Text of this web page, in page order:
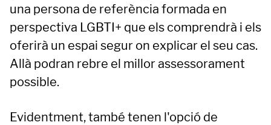
una persona de referència formada en
perspectiva LGBTI+ que els comprendrà i els
oferirà un espai segur on explicar el seu cas.
Allà podran rebre el millor assessorament
possible.
Evidentment, també tenen l'opció de